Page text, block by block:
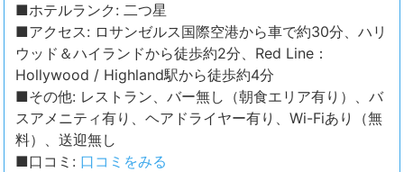
■ホテルランク: 二つ星
■アクセス: ロサンゼルス国際空港から車で約30分、ハリ
ウッド＆ハイランドから徒歩約2分、Red Line：
Hollywood / Highland駅から徒歩約4分
■その他: レストラン、バー無し（朝食エリア有り）、バ
スアメニティ有り、ヘアドライヤー有り、Wi-Fiあり（無
料）、送迎無し
■口コミ: 口コミをみる